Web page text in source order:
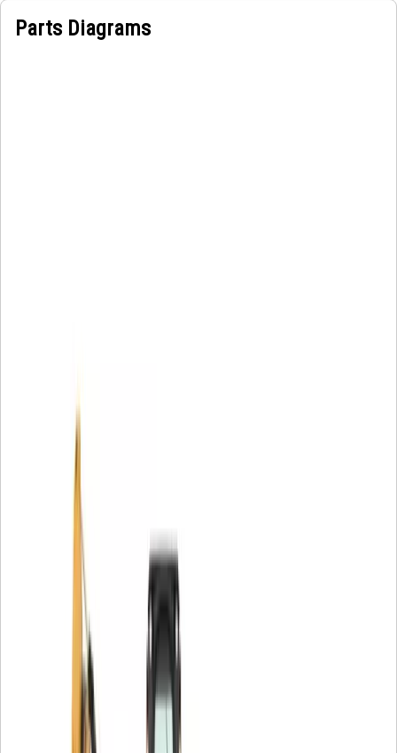
Parts Diagrams